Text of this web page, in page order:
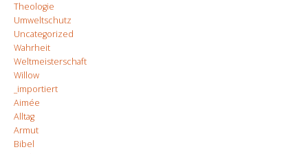
Theologie
Umweltschutz
Uncategorized
Wahrheit
Weltmeisterschaft
Willow
_importiert
Aimée
Alltag
Armut
Bibel